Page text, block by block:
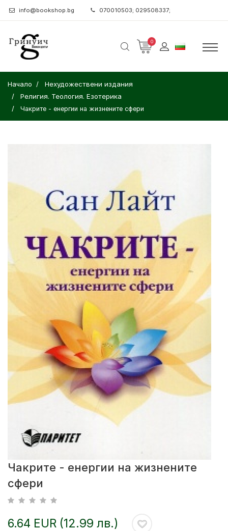
info@bookshop.bg 070010503; 029508337;
0
Начало
Нехудожествени издания
Религия. Теология. Езотерика
Чакрите - енергии на жизнените сфери
Чакрите - енергии на жизнените
сфери
6.64 EUR (12.99 лв.)